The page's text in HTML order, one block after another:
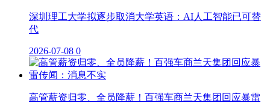
深圳理工大学拟逐步取消大学英语：AI人工智能已可替
代
2026-07-08 0
高管薪资归零、全员降薪！百强车商兰天集团回应暴雷